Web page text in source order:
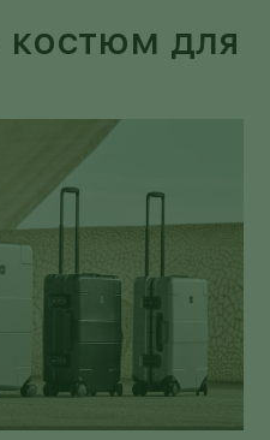
костюм для